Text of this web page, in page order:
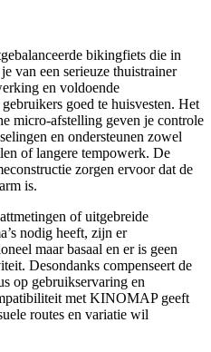
bikingfiets die in
van een serieuze thuistrainer
en voldoende
goed te huisvesten. Het
micro-afstelling geven je controle
en ondersteunen zowel
of langere tempowerk. De
zorgen ervoor dat de
is.
of uitgebreide
nodig heeft, zijn er
maar basaal en er is geen
Desondanks compenseert de
op gebruikservaring en
met KINOMAP geeft
routes en variatie wil